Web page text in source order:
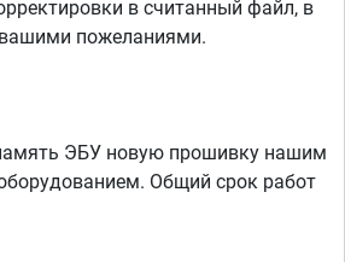
в считанный файл, в
вашими пожеланиями.
ЭБУ новую прошивку нашим
Общий срок работ